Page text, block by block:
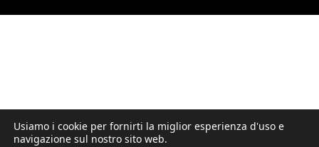
Usiamo i cookie per fornirti la miglior esperienza d'uso e
navigazione sul nostro sito web.